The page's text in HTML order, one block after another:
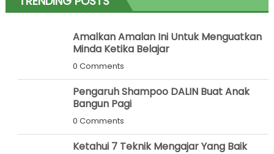
Amalkan Amalan Ini Untuk Menguatkan
Minda Ketika Belajar
0 Comments
Pengaruh Shampoo DALIN Buat Anak
Bangun Pagi
0 Comments
Ketahui 7 Teknik Mengajar Yang Baik